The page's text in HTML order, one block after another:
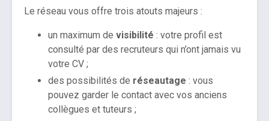
Le réseau vous offre trois atouts majeurs :
un maximum de visibilité : votre profil est
consulté par des recruteurs qui n’ont jamais vu
votre CV ;
des possibilités de réseautage : vous
pouvez garder le contact avec vos anciens
collègues et tuteurs ;